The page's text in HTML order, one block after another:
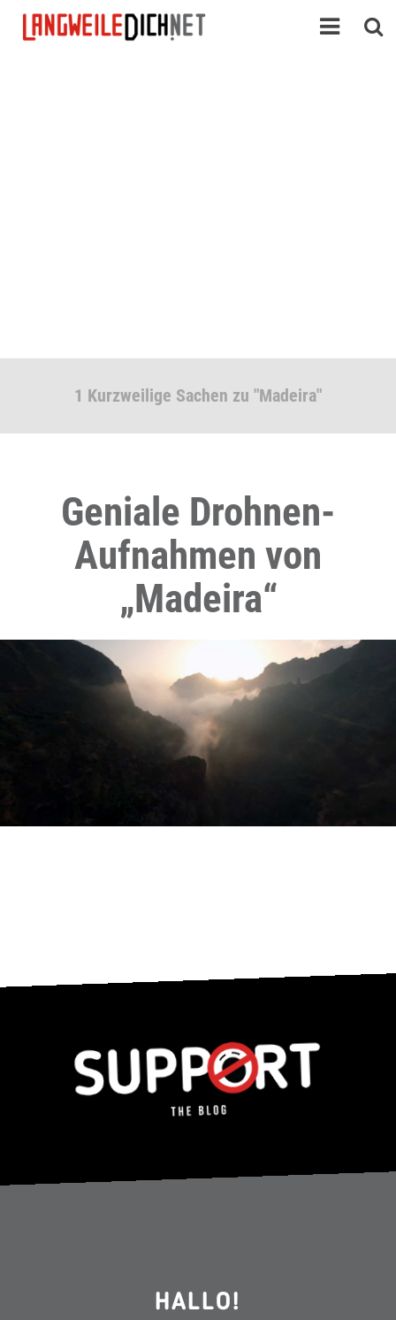
1 Kurzweilige Sachen zu "Madeira"
Geniale Drohnen-
Aufnahmen von
„Madeira“
HALLO!